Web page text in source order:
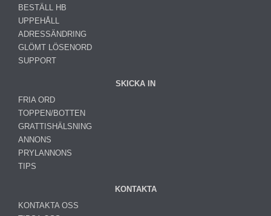
BESTÄLL HB
UPPEHÅLL
ADRESSÄNDRING
GLÖMT LÖSENORD
SUPPORT
SKICKA IN
FRIA ORD
TOPPEN/BOTTEN
GRATTISHÄLSNING
ANNONS
PRYLANNONS
TIPS
KONTAKTA
KONTAKTA OSS